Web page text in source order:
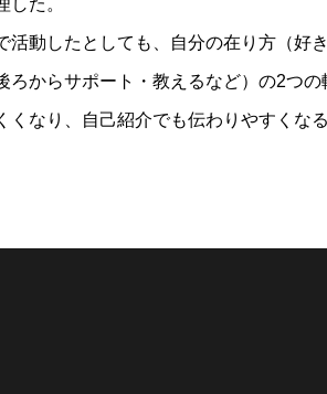
活動したとしても、自分の在り方（好
ろからサポート・教えるなど）の2つ
くなり、自己紹介でも伝わりやすくな